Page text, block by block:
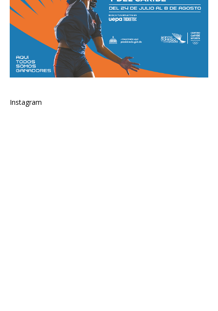
Instagram